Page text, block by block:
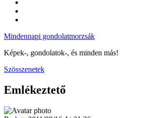
Mindennapi gondolatmorzsák
Képek-, gondolatok-, és minden más!
Szösszenetek
Emlékeztető